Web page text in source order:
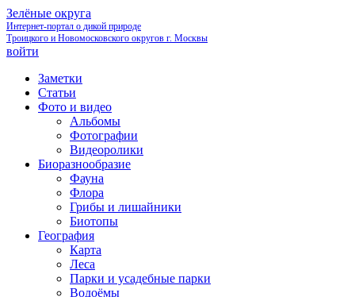
Зелёные округа
Интернет-портал о дикой природе
Троицкого и Новомосковского округов г. Москвы
войти
Заметки
Статьи
Фото и видео
Альбомы
Фотографии
Видеоролики
Биоразнообразие
Фауна
Флора
Грибы и лишайники
Биотопы
География
Карта
Леса
Парки и усадебные парки
Водоёмы